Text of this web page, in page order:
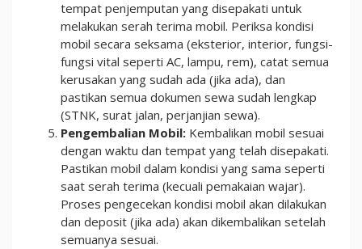
tempat penjemputan yang disepakati untuk
melakukan serah terima mobil. Periksa kondisi
mobil secara seksama (eksterior, interior, fungsi-
fungsi vital seperti AC, lampu, rem), catat semua
kerusakan yang sudah ada (jika ada), dan
pastikan semua dokumen sewa sudah lengkap
(STNK, surat jalan, perjanjian sewa).
Pengembalian Mobil: Kembalikan mobil sesuai
dengan waktu dan tempat yang telah disepakati.
Pastikan mobil dalam kondisi yang sama seperti
saat serah terima (kecuali pemakaian wajar).
Proses pengecekan kondisi mobil akan dilakukan
dan deposit (jika ada) akan dikembalikan setelah
semuanya sesuai.